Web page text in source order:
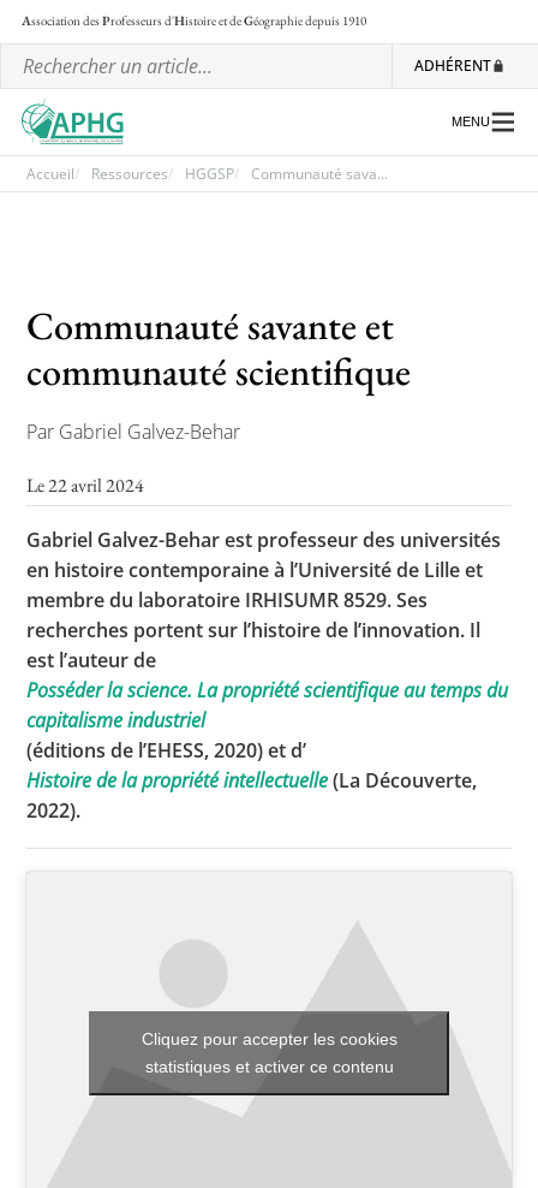
Association desProfesseurs d'Histoire et deGéographiedepuis 1910
ADHÉRENT
Les ateliers nationaux
Communiqués et motions
Lettre d’information de l’APHG
Toutes les actualités
Les rendez-vous de l’APHG
Concours de recrutement
Concours scolaires
Critique d’ouvrages publiés
MENU
Accueil Ressources HGGSP Communauté sava...
Communauté savante et
communauté scientifique
Par Gabriel Galvez-Behar
Le 22 avril 2024
Gabriel Galvez-Behar est professeur des universités
en histoire contemporaine à l’Université de Lille et
membre du laboratoire IRHISUMR 8529. Ses
recherches portent sur l’histoire de l’innovation. Il
est l’auteur de
Posséder la science. La propriété scientifique au temps du
capitalisme industriel
(éditions de l’EHESS, 2020) et d’
Histoire de la propriété intellectuelle(La Découverte,
2022).
Cliquez pour accepter les cookies
statistiques et activer ce contenu